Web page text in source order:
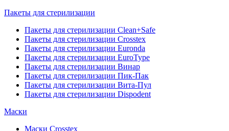
Пакеты для стерилизации
Пакеты для стерилизации Clean+Safe
Пакеты для стерилизации Crosstex
Пакеты для стерилизации Euronda
Пакеты для стерилизации EuroType
Пакеты для стерилизации Винар
Пакеты для стерилизации Пик-Пак
Пакеты для стерилизации Вита-Пул
Пакеты для стерилизации Dispodent
Маски
Маски Crosstex